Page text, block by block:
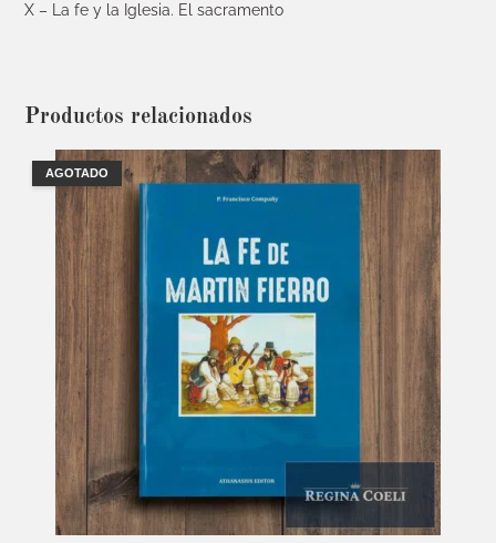
X – La fe y la Iglesia. El sacramento
Productos relacionados
AGOTADO